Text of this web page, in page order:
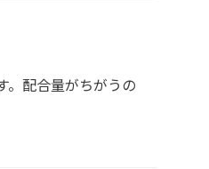
。配合量がちがうの